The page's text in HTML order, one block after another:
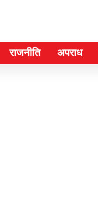
राजनीति अपराध